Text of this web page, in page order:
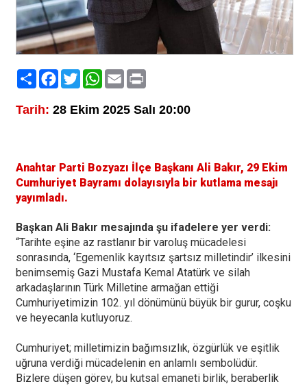
PaylaşFacebook
TwitterWhatsApp
EmailPrint
Tarih: 28 Ekim 2025 Salı 20:00
Anahtar Parti Bozyazı İlçe Başkanı Ali Bakır, 29 Ekim
Cumhuriyet Bayramı dolayısıyla bir kutlama mesajı
yayımladı.
Başkan Ali Bakır mesajında şu ifadelere yer verdi:
“Tarihte eşine az rastlanır bir varoluş mücadelesi
sonrasında, ‘Egemenlik kayıtsız şartsız milletindir’ ilkesini
benimsemiş Gazi Mustafa Kemal Atatürk ve silah
arkadaşlarının Türk Milletine armağan ettiği
Cumhuriyetimizin 102. yıl dönümünü büyük bir gurur, coşku
ve heyecanla kutluyoruz.
Cumhuriyet; milletimizin bağımsızlık, özgürlük ve eşitlik
uğruna verdiği mücadelenin en anlamlı sembolüdür.
Bizlere düşen görev, bu kutsal emaneti birlik, beraberlik